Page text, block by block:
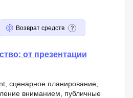
Возврат средств
от презентации
сценарное планирование,
вниманием, публичные